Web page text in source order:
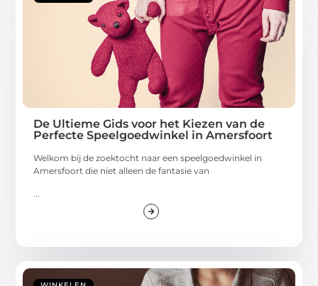
De Ultieme Gids voor het Kiezen van de
Perfecte Speelgoedwinkel in Amersfoort
Welkom bij de zoektocht naar een speelgoedwinkel in
Amersfoort die niet alleen de fantasie van
WINKELEN